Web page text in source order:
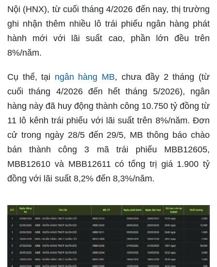
Nội (HNX), từ cuối tháng 4/2026 đến nay, thị trường
ghi nhận thêm nhiều lô trái phiếu ngân hàng phát
hành mới với lãi suất cao, phần lớn đều trên
8%/năm.
Cụ thể, tại ngân hàng MB, chưa đầy 2 tháng (từ
cuối tháng 4/2026 đến hết tháng 5/2026), ngân
hàng này đã huy động thành công 10.750 tỷ đồng từ
11 lô kênh trái phiếu với lãi suất trên 8%/năm. Đơn
cử trong ngày 28/5 đến 29/5, MB thông báo chào
bán thành công 3 mã trái phiếu MBB12605,
MBB12610 và MBB12611 có tổng trị giá 1.900 tỷ
đồng với lãi suất 8,2% đến 8,3%/năm.